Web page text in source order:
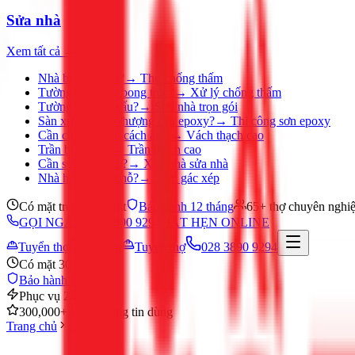
Sửa nhà
Xem tất cả →
Nhà bị thấm dột?
→ Thợ chống thấm
Tường ẩm mốc, bong tróc?
→ Xử lý chống thấm
Tường nhà cũ, xấu?→
Sơn nhà trọn gói
Sàn xưởng, sân thượng cần epoxy?→ Thi công sơn epoxy
Cần chia phòng, cách âm?
→ Vách thạch cao
Trần bị ố, nứt?
Trần thạch cao
Cần sửa nhà gấp?→ Xây nhà sửa nhà
Nhà hẹp, thiếu chỗ?→ Làm gác xép
Có mặt trong 30 phút Bảo hành 12 tháng
65+ thợ chuyên
GỌI NGAY 028 3890 9294
ĐẶT HẸN ONLINE
Tuyển thợ
Tuyển thợ
028 3890 9294
Có mặt 30 phút
Bảo hành 12 tháng
Phục vụ 24/7
300,000+ khách hàng tin dùng
Trang chủ